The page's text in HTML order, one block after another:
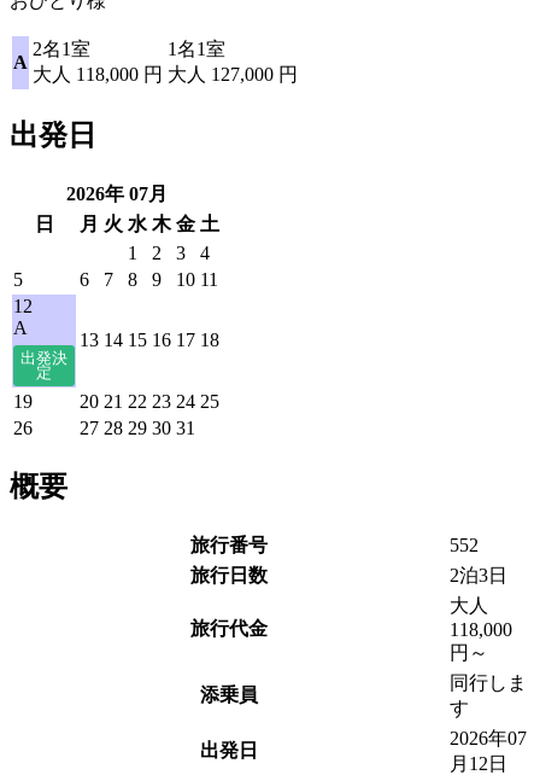
A
2名1室
大人 118,000 円
1名1室
大人 127,000 円
出発日
2026年 07月
日
月 火 水 木 金 土
1
2 3
4
5
6 7 8 9 10 11
12
A
13 14 15 16 17 18
19 20 21 22 23 24 25
26
27 28 29 30 31
概要
旅行番号
552
旅行日数
2泊3日
旅行代金
大人
118,000
円～
添乗員
同行しま
す
出発日
2026年07
月12日